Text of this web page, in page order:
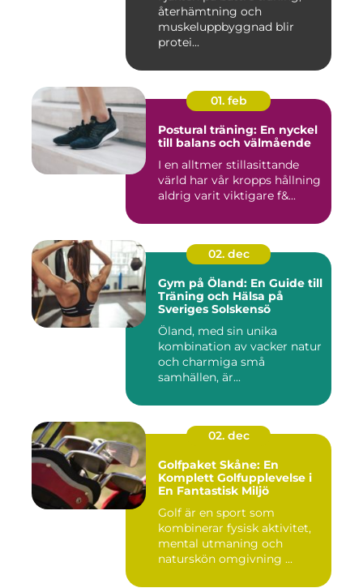
återhämtning och
muskeluppbyggnad blir
protei...
01. feb
Postural träning: En nyckel
till balans och välmående
I en alltmer stillasittande
värld har vår kropps hållning
aldrig varit viktigare f&...
02. dec
Gym på Öland: En Guide till
Träning och Hälsa på
Sveriges Solskensö
Öland, med sin unika
kombination av vacker natur
och charmiga små
samhällen, är...
02. dec
Golfpaket Skåne: En
Komplett Golfupplevelse i
En Fantastisk Miljö
Golf är en sport som
kombinerar fysisk aktivitet,
mental utmaning och
naturskön omgivning ...